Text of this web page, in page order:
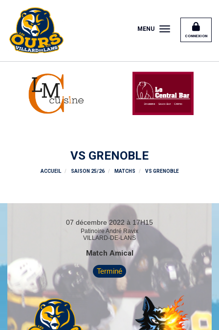
CONNEXION
MENU
VS GRENOBLE
ACCUEIL SAISON 25/26 MATCHS VS GRENOBLE
07 décembre 2022 à 17H15
Patinoire André Ravix
VILLARD-DE-LANS
Match Amical
Terminé
Panneau de gestion des cookies